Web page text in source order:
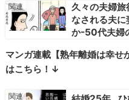
久々の夫婦旅
なされる夫
か-50代夫婦
マンガ連載【熟年離婚は幸
はこちら！↓